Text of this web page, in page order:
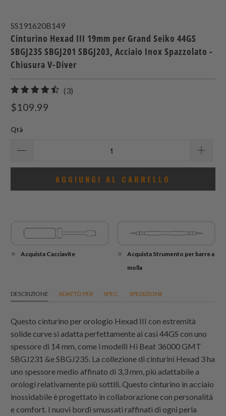
SS191620B149
Cinturino Hexad III 19mm per Grand Seiko 44GS
SBGJ235 SBGJ201 SBGJ203, Acciaio Inox Spazzolato -
Chiusura V-Diver
(3)
$109.99
Qtà
AGGIUNGI AL CARRELLO
Acquista Cacciavite
Acquista Strumento per barre a
molla
DESCRIZIONE ADATTO PER SPEC. SPEDIZIONE
Questo cinturino per orologio Hexad III con estremità
solide curve si adatta perfettamente ai casi 44GS con uno
spessore di 14 mm, come i modelli Hi Beat 36000 GMT
SBGJ231 &e SBGJ235. La collezione di cinturini Hexad 3 ha
uno spessore medio affinato di 3,3 mm, più adattabile a
orologi relativamente più sottili. Questo cinturino in acciaio
inossidabile è progettato in collaborazione con personalità
e comfort. I nuovi bordi smussati raffinati di ogni perla